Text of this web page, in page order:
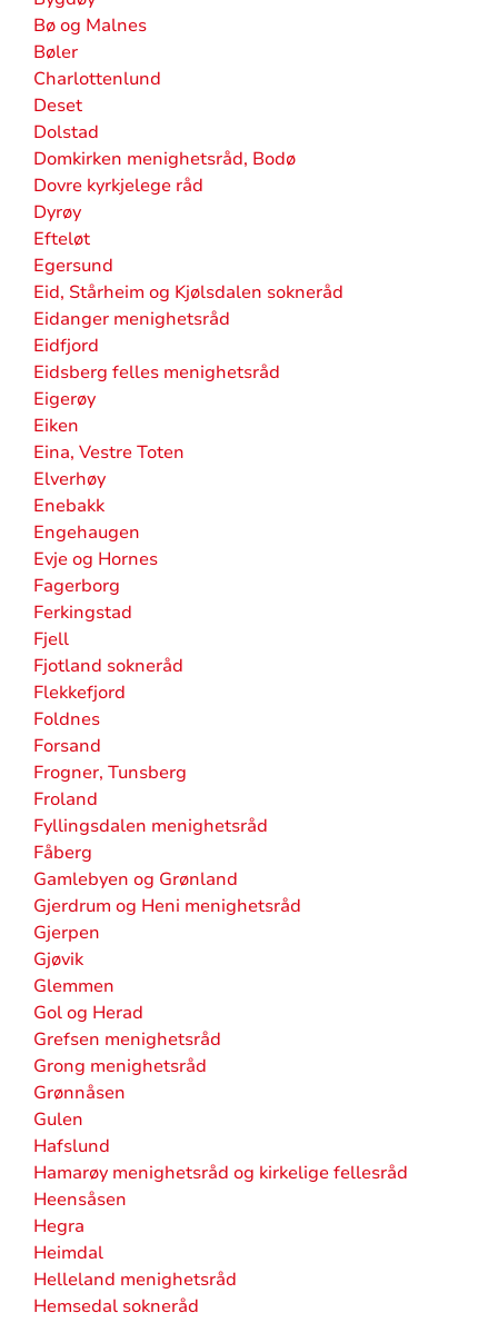
Bø og Malnes
Bøler
Charlottenlund
Deset
Dolstad
Domkirken menighetsråd, Bodø
Dovre kyrkjelege råd
Dyrøy
Efteløt
Egersund
Eid, Stårheim og Kjølsdalen sokneråd
Eidanger menighetsråd
Eidfjord
Eidsberg felles menighetsråd
Eigerøy
Eiken
Eina, Vestre Toten
Elverhøy
Enebakk
Engehaugen
Evje og Hornes
Fagerborg
Ferkingstad
Fjell
Fjotland sokneråd
Flekkefjord
Foldnes
Forsand
Frogner, Tunsberg
Froland
Fyllingsdalen menighetsråd
Fåberg
Gamlebyen og Grønland
Gjerdrum og Heni menighetsråd
Gjerpen
Gjøvik
Glemmen
Gol og Herad
Grefsen menighetsråd
Grong menighetsråd
Grønnåsen
Gulen
Hafslund
Hamarøy menighetsråd og kirkelige fellesråd
Heensåsen
Hegra
Heimdal
Helleland menighetsråd
Hemsedal sokneråd